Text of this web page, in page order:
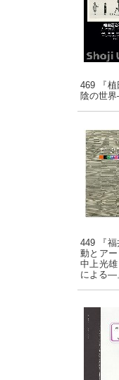
469 『
陰の世
449 『
動とア
中上光
による―